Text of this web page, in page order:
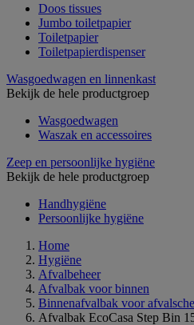
Doos tissues
Jumbo toiletpapier
Toiletpapier
Toiletpapierdispenser
Wasgoedwagen en linnenkast
Bekijk de hele productgroep
Wasgoedwagen
Waszak en accessoires
Zeep en persoonlijke hygiëne
Bekijk de hele productgroep
Handhygiëne
Persoonlijke hygiëne
Home
Hygiëne
Afvalbeheer
Afvalbak voor binnen
Binnenafvalbak voor
Afvalbak EcoCasa Step Bin